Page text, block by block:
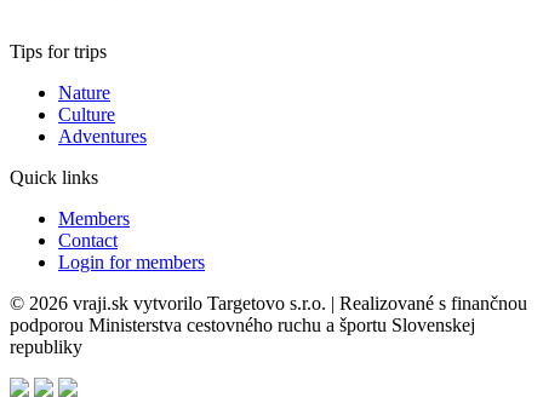
Tips for trips
Nature
Culture
Adventures
Quick links
Members
Contact
Login for members
© 2026 vraji.sk vytvorilo Targetovo s.r.o. | Realizované s finančnou
podporou Ministerstva cestovného ruchu a športu Slovenskej
republiky